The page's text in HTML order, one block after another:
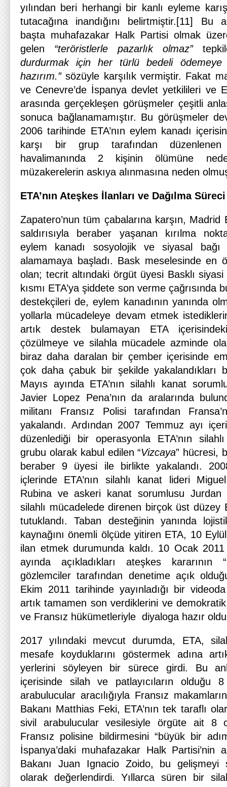
yılından beri herhangi bir kanlı eyleme
tutacağına inandığını belirtmiştir.[11] Bu
başta muhafazakar Halk Partisi olmak
gelen “teröristlerle pazarlık olmaz”
durdurmak için her türlü bedeli
hazırım.”sözüyle karşılık vermiştir. Fakat
ve Cenevre’de İspanya devlet yetkilileri ve
arasında gerçekleşen görüşmeler çeşitli
sonuca bağlanamamıştır. Bu görüşmeler
2006 tarihinde ETA’nın eylem kanadı
karşı bir grup tarafından
havalimanında 2 kişinin ölümüne
müzakerelerin askıya alınmasına neden
ETA’nın Ateşkes İlanları ve Dağılma Süreci
Zapatero’nun tüm çabalarına karşın, Madrid
saldırısıyla beraber yaşanan kırılma
eylem kanadı sosyolojik ve siyasal
alamamaya başladı. Bask meselesinde en
olan; tecrit altındaki örgüt üyesi Basklı
kısmı ETA’ya şiddete son verme çağrısında
destekçileri de, eylem kanadının yanında
yollarla mücadeleye devam etmek
artık destek bulamayan ETA
çözülmeye ve silahla mücadele azminde
biraz daha daralan bir çember içerisinde
çok daha çabuk bir şekilde yakalandıkları
Mayıs ayında ETA’nın silahlı kanat
Javier Lopez Pena’nın da aralarında
militanı Fransız Polisi tarafından
yakalandı. Ardından 2007 Temmuz ayı
düzenlediği bir operasyonla ETA’nın
grubu olarak kabul edilen “Vizcaya” hücresi,
beraber 9 üyesi ile birlikte yakalandı.
içlerinde ETA’nın silahlı kanat lideri
Rubina ve askeri kanat sorumlusu Jurdan
silahlı mücadelede direnen birçok üst düzey
tutuklandı. Taban desteğinin yanında
kaynağını önemli ölçüde yitiren ETA, 10
ilan etmek durumunda kaldı. 10 Ocak
ayında açıkladıkları ateşkes kararının
gözlemciler tarafından denetime açık
Ekim 2011 tarihinde yayınladığı bir
artık tamamen son verdiklerini ve
ve Fransız hükümetleriyle diyaloga hazır
2017 yılındaki mevcut durumda, ETA,
mesafe koyduklarını göstermek adına
yerlerini söyleyen bir sürece girdi. Bu
içerisinde silah ve patlayıcıların olduğu
arabulucular aracılığıyla Fransız
Bakanı Matthias Feki, ETA’nın tek taraflı
sivil arabulucular vesilesiyle örgüte ait 8
Fransız polisine bildirmesini “büyük bir
İspanya’daki muhafazakar Halk Partisi’nin
Bakanı Juan Ignacio Zoido, bu gelişmeyi
olarak değerlendirdi. Yıllarca süren bir